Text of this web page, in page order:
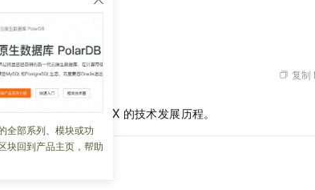
全部系列、模块或功
块回到产品主页，帮助
景
02:10:09 复制
PolarDB-X 的技术发展历程。
Kimi 最新旗舰模型，长程编程与推理利器
大模型服务
脑
域名与网站
对象存储 OSS
人工智能平台 PAI
一站式AI开发、训练和推理服务
Qoder CN
式
可用成果
领域专家
多领域专家智能体,一键组建 AI 虚拟交付团队
创作平台
睿译宝，AI翻译排版一步到位
GLM-5.2：长任务时代开源旗舰模型
Hermes Agent，打造自进化智能体
自主进化，持久记忆，越用越聪明
Claude Code + GStack 打造工程团队
轻松
云产品抢先购
高返9万
享300元代金券
智启 AI 普惠权益
阿里云 OPC 创新助力计划
至高百万元 Token 补贴，加速一人公司成长
Token Plan 模型订阅计划
Qwen3.8-Max 首发尝鲜，限时加量 10 倍，夜间低至2
千问办公，限时限量积分加倍
从图
价格优势
推动算力普惠，释放技术红利
数据集
身份实名认证
短信
OCR 文字识别
发票查验
产品生态集成认证中心
产品生态伙伴工作台
企业支持计划
企业增值服务台
企业成长
服务实践
云上春晚
云栖战略参考
云上的中国
看见新力量
金融模力时刻